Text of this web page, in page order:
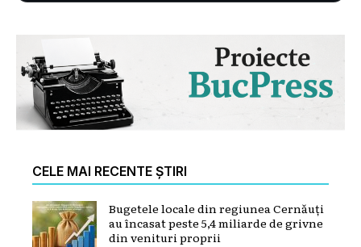
CELE MAI RECENTE ȘTIRI
Bugetele locale din regiunea Cernăuți
au încasat peste 5,4 miliarde de grivne
din venituri proprii